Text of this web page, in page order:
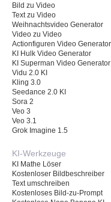
Bild zu Video
Text zu Video
Weihnachtsvideo Generator
Video zu Video
Actionfiguren Video Generator
KI Hulk Video Generator
KI Superman Video Generator
Vidu 2.0 KI
Kling 3.0
Seedance 2.0 KI
Sora 2
Veo 3
Veo 3.1
Grok Imagine 1.5
KI-Werkzeuge
KI Mathe Löser
Kostenloser Bildbeschreiber
Text umschreiben
Kostenloses Bild-zu-Prompt